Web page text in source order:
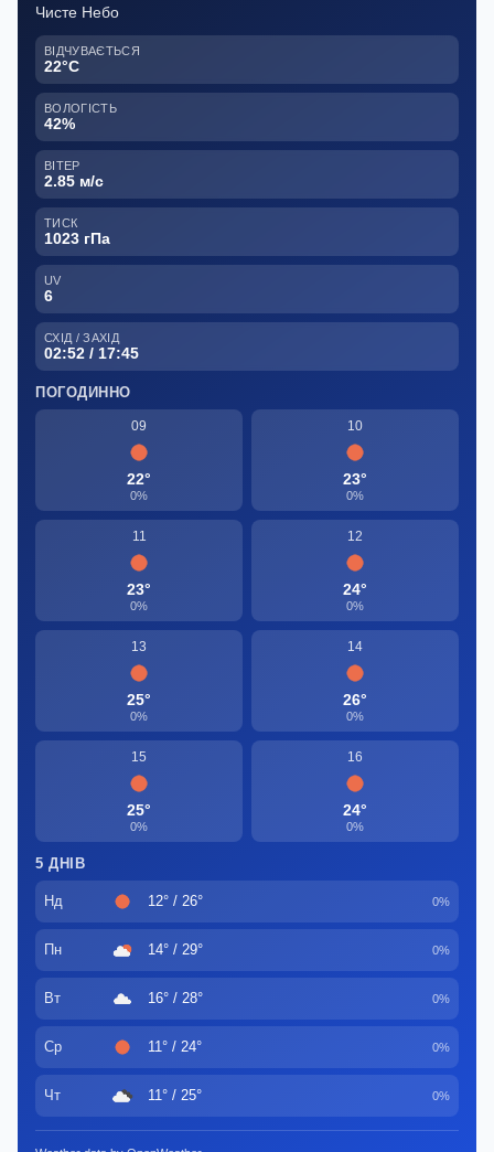
Чисте Небо
ВІДЧУВАЄТЬСЯ
22°C
ВОЛОГІСТЬ
42%
ВІТЕР
2.85 м/с
ТИСК
1023 гПа
UV
6
СХІД / ЗАХІД
02:52 / 17:45
ПОГОДИННО
09
22°
0%
10
23°
0%
11
23°
0%
12
24°
0%
13
25°
0%
14
26°
0%
15
25°
0%
16
24°
0%
5 ДНІВ
Нд 12° / 26° 0%
Пн 14° / 29° 0%
Вт 16° / 28° 0%
Ср 11° / 24° 0%
Чт 11° / 25° 0%